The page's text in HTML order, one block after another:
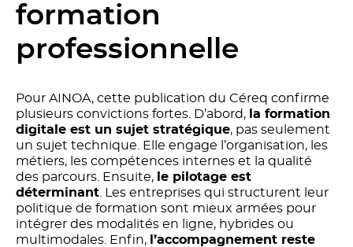
formation
professionnelle
Pour AINOA, cette publication du Céreq confirme
plusieurs convictions fortes. D’abord, la formation
digitale est un sujet stratégique, pas seulement
un sujet technique. Elle engage l’organisation, les
métiers, les compétences internes et la qualité
des parcours. Ensuite, le pilotage est
déterminant . Les entreprises qui structurent leur
politique de formation sont mieux armées pour
intégrer des modalités en ligne, hybrides ou
multimodales. Enfin, l’accompagnement reste